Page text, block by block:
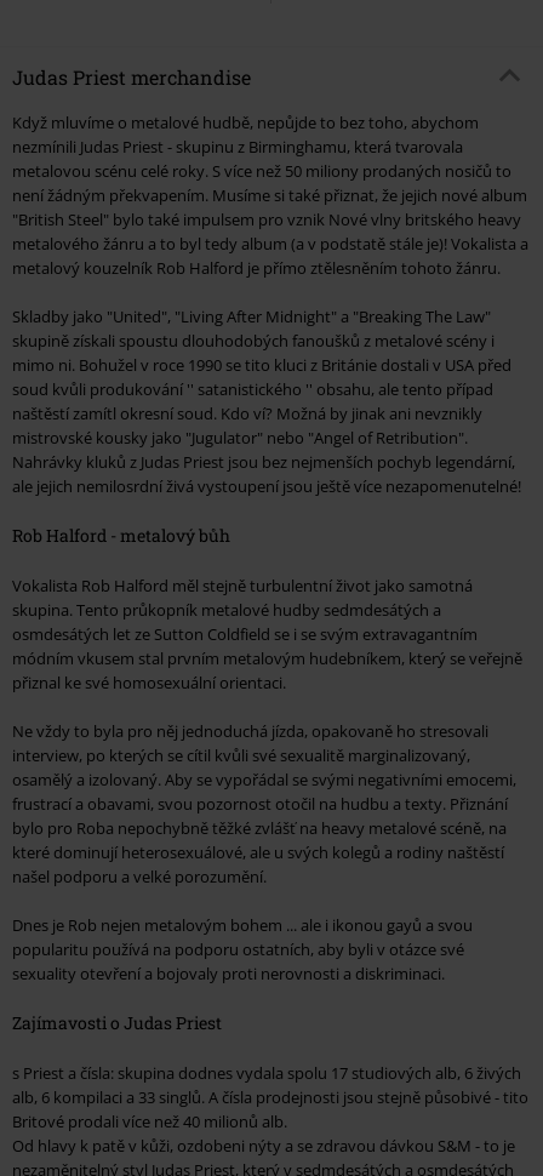
Judas Priest merchandise
Když mluvíme o metalové hudbě, nepůjde to bez toho, abychom
nezmínili Judas Priest - skupinu z Birminghamu, která tvarovala
metalovou scénu celé roky. S více než 50 miliony prodaných nosičů to
není žádným překvapením. Musíme si také přiznat, že jejich nové album
"British Steel" bylo také impulsem pro vznik Nové vlny britského heavy
metalového žánru a to byl tedy album (a v podstatě stále je)! Vokalista a
metalový kouzelník Rob Halford je přímo ztělesněním tohoto žánru.
Skladby jako "United", "Living After Midnight" a "Breaking The Law"
skupině získali spoustu dlouhodobých fanoušků z metalové scény i
mimo ni. Bohužel v roce 1990 se tito kluci z Británie dostali v USA před
soud kvůli produkování '' satanistického '' obsahu, ale tento případ
naštěstí zamítl okresní soud. Kdo ví? Možná by jinak ani nevznikly
mistrovské kousky jako "Jugulator" nebo "Angel of Retribution".
Nahrávky kluků z Judas Priest jsou bez nejmenších pochyb legendární,
ale jejich nemilosrdní živá vystoupení jsou ještě více nezapomenutelné!
Rob Halford - metalový bůh
Vokalista Rob Halford měl stejně turbulentní život jako samotná
skupina. Tento průkopník metalové hudby sedmdesátých a
osmdesátých let ze Sutton Coldfield se i se svým extravagantním
módním vkusem stal prvním metalovým hudebníkem, který se veřejně
přiznal ke své homosexuální orientaci.
Ne vždy to byla pro něj jednoduchá jízda, opakovaně ho stresovali
interview, po kterých se cítil kvůli své sexualitě marginalizovaný,
osamělý a izolovaný. Aby se vypořádal se svými negativními emocemi,
frustrací a obavami, svou pozornost otočil na hudbu a texty. Přiznání
bylo pro Roba nepochybně těžké zvlášť na heavy metalové scéně, na
které dominují heterosexuálové, ale u svých kolegů a rodiny naštěstí
našel podporu a velké porozumění.
Dnes je Rob nejen metalovým bohem ... ale i ikonou gayů a svou
popularitu používá na podporu ostatních, aby byli v otázce své
sexuality otevření a bojovaly proti nerovnosti a diskriminaci.
Zajímavosti o Judas Priest
s Priest a čísla: skupina dodnes vydala spolu 17 studiových alb, 6 živých
alb, 6 kompilaci a 33 singlů. A čísla prodejnosti jsou stejně působivé - tito
Britové prodali více než 40 milionů alb.
Od hlavy k patě v kůži, ozdobeni nýty a se zdravou dávkou S&M - to je
nezaměnitelný styl Judas Priest, který v sedmdesátých a osmdesátých